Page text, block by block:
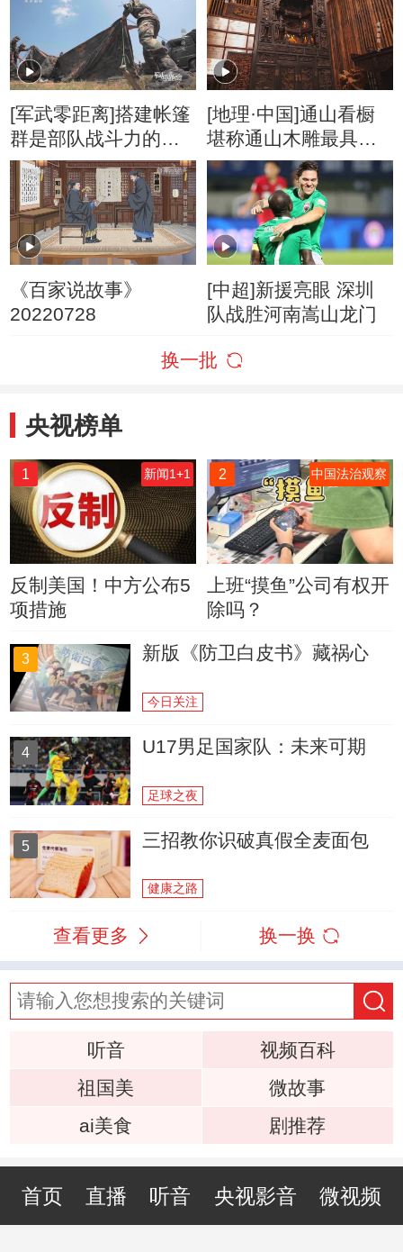
[军武零距离]搭建帐篷
群是部队战斗力的重
要环节
[地理·中国]通山看橱
堪称通山木雕最具代
表性的作品
《百家说故事》
20220728
[中超]新援亮眼 深圳
队战胜河南嵩山龙门
换一批
央视榜单
1 新闻1+1
反制美国！中方公布5
项措施
2 中国法治观察
上班“摸鱼”公司有权开
除吗？
3 新版《防卫白皮书》藏祸心
今日关注
4 U17男足国家队：未来可期
足球之夜
5 三招教你识破真假全麦面包
健康之路
查看更多 换一换
听音
视频百科
祖国美
微故事
ai美食
剧推荐
首页 直播 听音 央视影音 微视频